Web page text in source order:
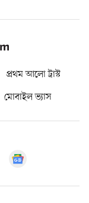
প্রথম আলো ট্রাস্ট
মোবাইল ভ্যাস